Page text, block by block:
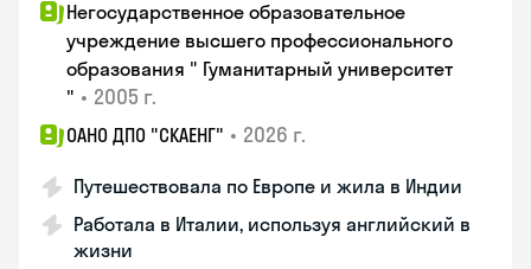
Негосударственное образовательное
учреждение высшего профессионального
образования " Гуманитарный университет
" • 2005 г.
ОАНО ДПО "СКАЕНГ" • 2026 г.
Путешествовала по Европе и жила в Индии
Работала в Италии, используя английский в
жизни